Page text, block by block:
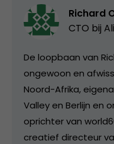
Richard
CTO bij
De loopbaan van
ongewoon en
Noord-Afrika,
Valley en Berlijn en
oprichter van
creatief directeur